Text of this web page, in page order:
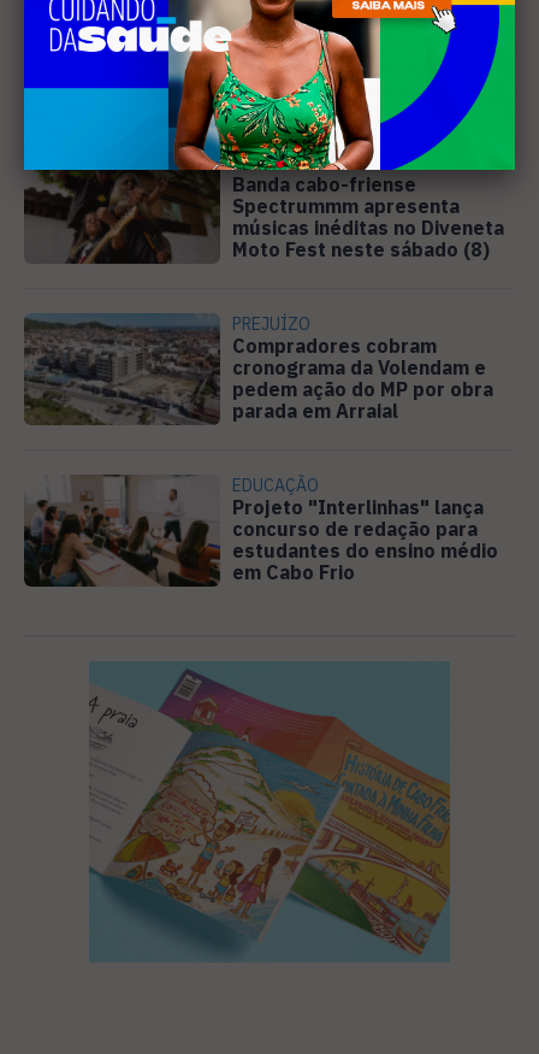
Justiça determina que
Prefeitura de Cabo Frio
pague horas extras a
professores
MÚSICA
Banda cabo-friense
Spectrummm apresenta
músicas inéditas no Diveneta
Moto Fest neste sábado (8)
PREJUÍZO
Compradores cobram
cronograma da Volendam e
pedem ação do MP por obra
parada em Arraial
EDUCAÇÃO
Projeto "Interlinhas" lança
concurso de redação para
estudantes do ensino médio
em Cabo Frio